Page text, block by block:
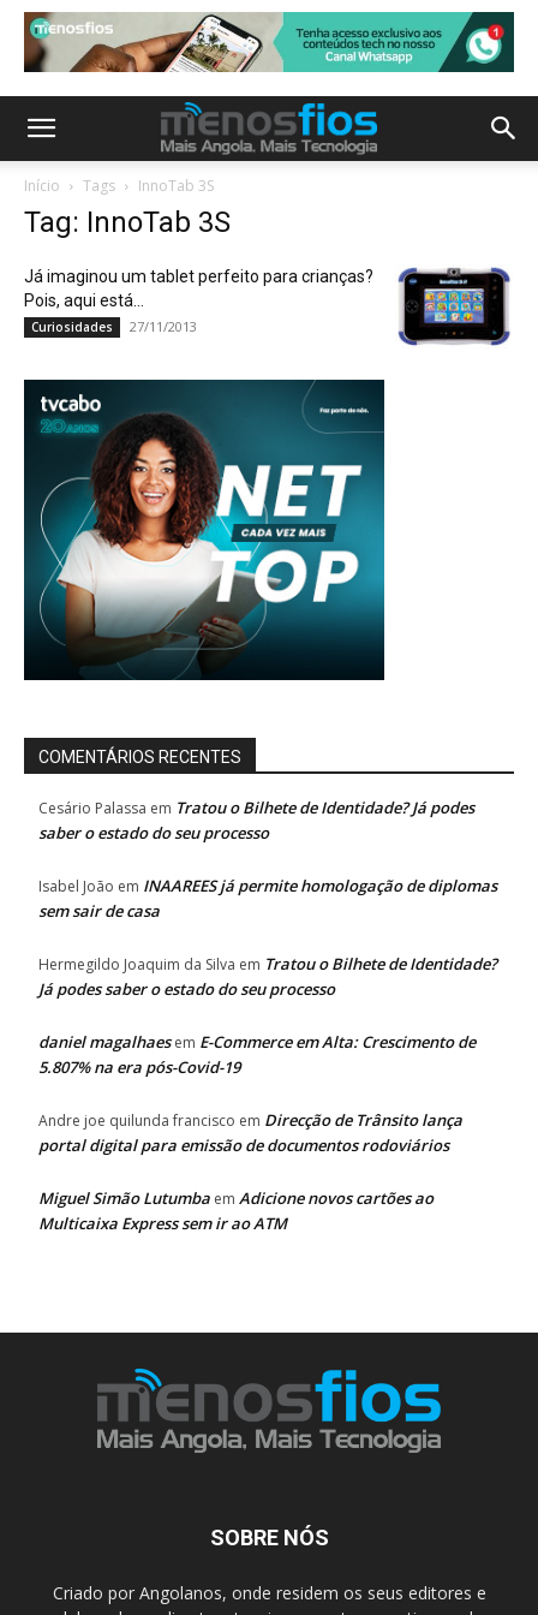
Início Tags InnoTab 3S
Tag: InnoTab 3S
Já imaginou um tablet perfeito para crianças?
Pois, aqui está…
Curiosidades 27/11/2013
COMENTÁRIOS RECENTES
Cesário Palassa em Tratou o Bilhete de Identidade? Já podes
saber o estado do seu processo
Isabel João em INAAREES já permite homologação de diplomas
sem sair de casa
Hermegildo Joaquim da Silva em Tratou o Bilhete de Identidade?
Já podes saber o estado do seu processo
daniel magalhaesem E-Commerce em Alta: Crescimento de
5.807% na era pós-Covid-19
Andre joe quilunda francisco em Direcção de Trânsito lança
portal digital para emissão de documentos rodoviários
Miguel Simão Lutumba em Adicione novos cartões ao
Multicaixa Express sem ir ao ATM
SOBRE NÓS
Criado por Angolanos, onde residem os seus editores e